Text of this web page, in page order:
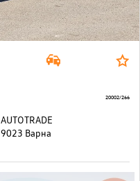
AUTOTRADE
9023 Варна
20002/266